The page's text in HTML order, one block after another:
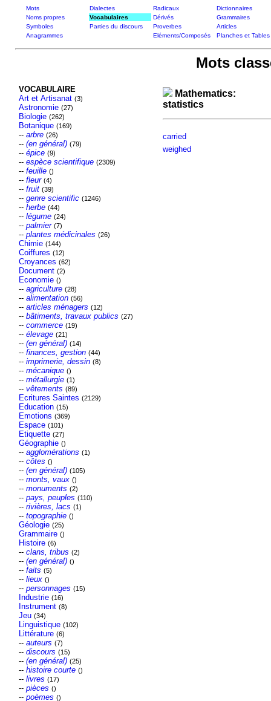
Mots Dialectes Radicaux
Dictionnaires
Noms propres
Vocabulaires Dérivés
Grammaires
Symboles
Parties du discours Proverbes
Articles
Anagrammes
Eléments/Composés Planches et Tables
Mots
VOCABULAIRE
Art et Artisanat (3)
Astronomie (27)
Biologie (262)
Botanique (169)
-- arbre (26)
-- (en général) (79)
-- épice (9)
-- espèce scientifique (2309)
-- feuille ()
-- fleur (4)
-- fruit (39)
-- genre scientific (1246)
-- herbe (44)
-- légume (24)
-- palmier (7)
-- plantes médicinales (26)
Chimie (144)
Coiffures (12)
Croyances (62)
Document (2)
Economie ()
-- agriculture (28)
-- alimentation (56)
-- articles ménagers (12)
-- bâtiments, travaux publics (27)
-- commerce (19)
-- élevage (21)
-- (en général) (14)
-- finances, gestion (44)
-- imprimerie, dessin (8)
-- mécanique ()
-- métallurgie (1)
-- vêtements (89)
Ecritures Saintes (2129)
Education (15)
Emotions (369)
Espace (101)
Etiquette (27)
Géographie ()
-- agglomérations (1)
-- côtes ()
-- (en général) (105)
-- monts, vaux ()
-- monuments (2)
-- pays, peuples (110)
-- rivières, lacs (1)
-- topographie ()
Géologie (25)
Grammaire ()
Histoire (6)
-- clans, tribus (2)
-- (en général) ()
-- faits (5)
-- lieux ()
-- personnages (15)
Industrie (16)
Instrument (8)
Jeu (34)
Linguistique (102)
Littérature (6)
-- auteurs (7)
-- discours (15)
-- (en général) (25)
-- histoire courte ()
-- livres (17)
-- pièces ()
-- poèmes ()
Mathematics:
statistics
carried
weighed